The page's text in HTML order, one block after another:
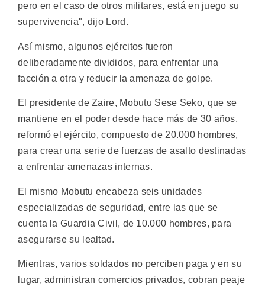
pero en el caso de otros militares, está en juego su
supervivencia", dijo Lord.
Así mismo, algunos ejércitos fueron
deliberadamente divididos, para enfrentar una
facción a otra y reducir la amenaza de golpe.
El presidente de Zaire, Mobutu Sese Seko, que se
mantiene en el poder desde hace más de 30 años,
reformó el ejército, compuesto de 20.000 hombres,
para crear una serie de fuerzas de asalto destinadas
a enfrentar amenazas internas.
El mismo Mobutu encabeza seis unidades
especializadas de seguridad, entre las que se
cuenta la Guardia Civil, de 10.000 hombres, para
asegurarse su lealtad.
Mientras, varios soldados no perciben paga y en su
lugar, administran comercios privados, cobran peaje